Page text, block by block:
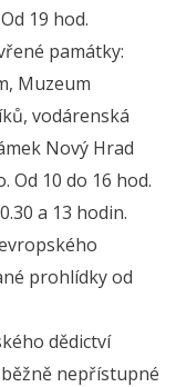
19 hod.
památky:
Muzeum
vodárenská
Nový Hrad
Od 10 do 16 hod.
a 13 hodin.
prohlídky od
dědictví
nepřístupné